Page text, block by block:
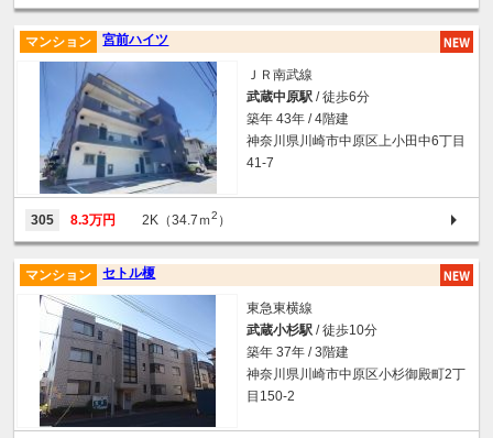
宮前ハイツ
マンション
ＪＲ南武線
武蔵中原駅 / 徒歩6分
築年 43年 / 4階建
神奈川県川崎市中原区上小田中6丁目
41-7
305 8.3万円 2K（34.7ｍ2 ）
セトル榎
マンション
東急東横線
武蔵小杉駅 / 徒歩10分
築年 37年 / 3階建
神奈川県川崎市中原区小杉御殿町2丁
目150-2